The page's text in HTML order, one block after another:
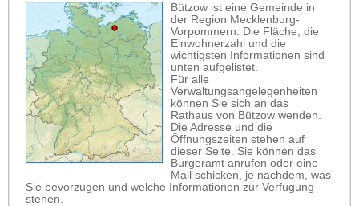
Bützow ist eine Gemeinde in
der Region Mecklenburg-
Vorpommern. Die Fläche, die
Einwohnerzahl und die
wichtigsten Informationen sind
unten aufgelistet.
Für alle
Verwaltungsangelegenheiten
können Sie sich an das
Rathaus von Bützow wenden.
Die Adresse und die
Öffnungszeiten stehen auf
dieser Seite. Sie können das
Bürgeramt anrufen oder eine
Mail schicken, je nachdem, was
Sie bevorzugen und welche Informationen zur Verfügung
stehen.